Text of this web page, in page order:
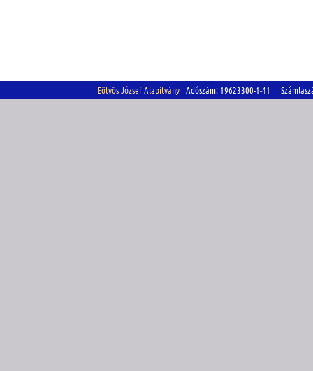
Eötvös József Alapítvány Adószám: 19623300-1-41